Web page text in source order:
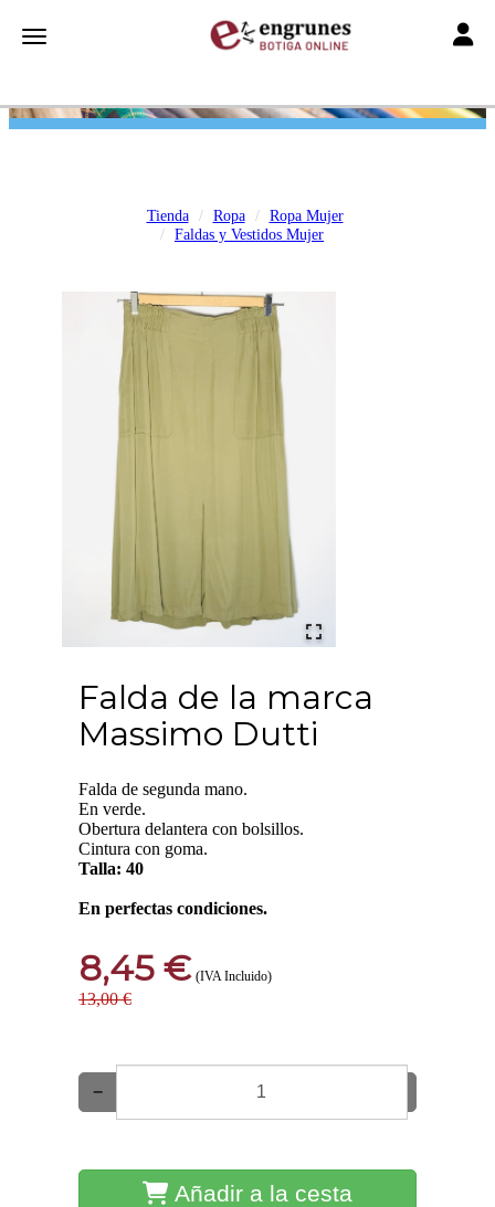
Toggle navigation
Tienda Ropa
Ropa Mujer
Faldas y Vestidos Mujer
Falda de la marca
Massimo Dutti
Falda de segunda mano.
En verde.
Obertura delantera con bolsillos.
Cintura con goma.
Talla: 40
En perfectas condiciones.
8,45 € (IVA Incluido)
13,00 €
−
Añadir a la cesta